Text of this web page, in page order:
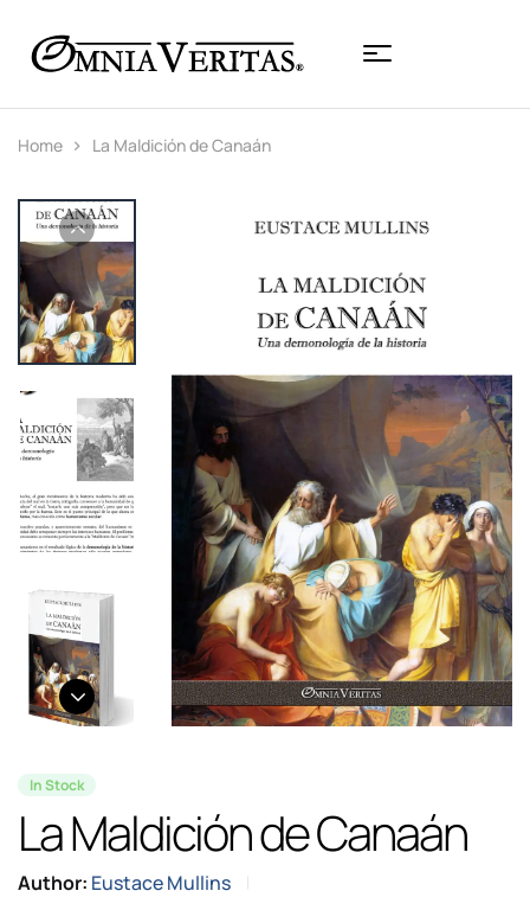
Home La Maldición de Canaán
In Stock
La Maldición de Canaán
Author: Eustace Mullins